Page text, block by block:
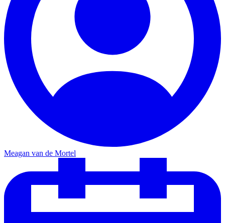
Meagan van de Mortel